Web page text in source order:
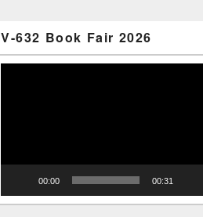
V-632 Book Fair 2026
00:00 00:31